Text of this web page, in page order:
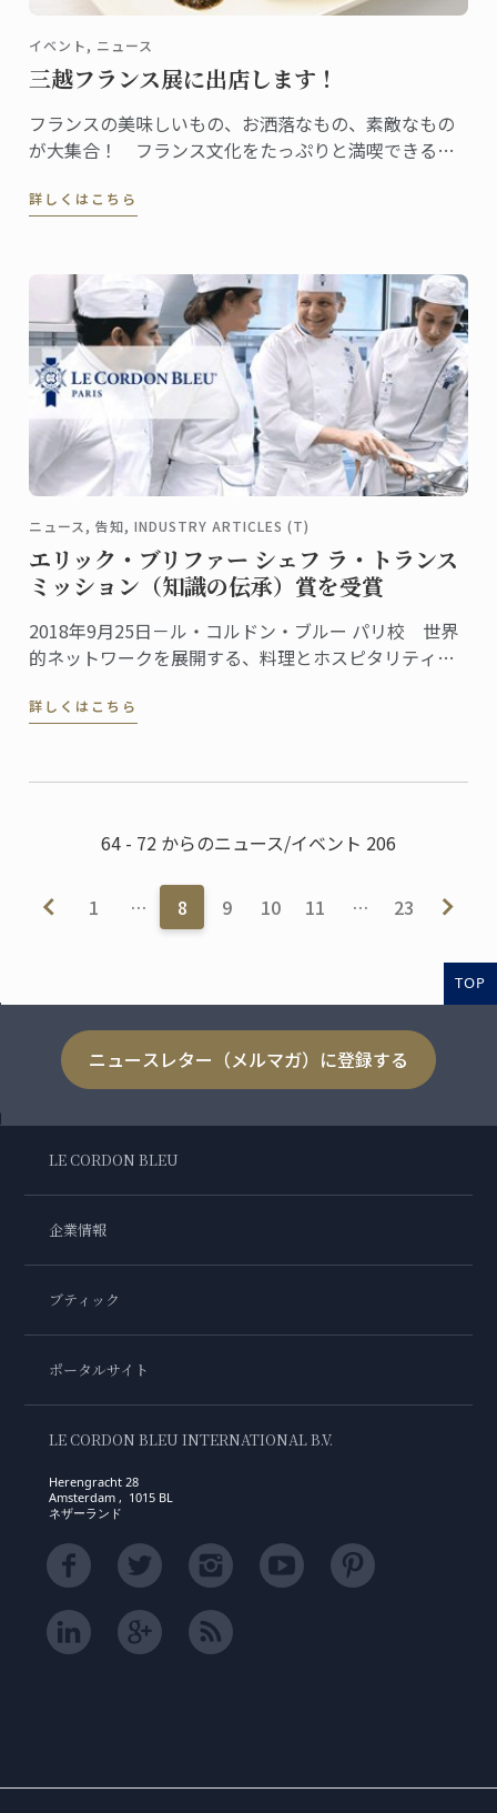
イベント, ニュース
三越フランス展に出店します！
フランスの美味しいもの、お洒落なもの、素敵なもの
が大集合！ フランス文化をたっぷりと満喫できるイ
詳しくはこちら
ニュース, 告知, INDUSTRY ARTICLES (T)
エリック・ブリファー シェフ ラ・トランス
ミッション（知識の伝承）賞を受賞
2018年9月25日－ル・コルドン・ブルー パリ校 世界
的ネットワークを展開する、料理とホスピタリティ・
32回Trophées Le Chef（トロフィー・ル・シェフ）に
詳しくはこちら
64 - 72 からのニュース/イベント 206
1 … 8 9 10 11 … 23
TOP
ニュースレター（メルマガ）に登録する
LE CORDON BLEU
企業情報
ブティック
ポータルサイト
LE CORDON BLEU INTERNATIONAL B.V.
Herengracht 28
Amsterdam , 1015 BL
ネザーランド